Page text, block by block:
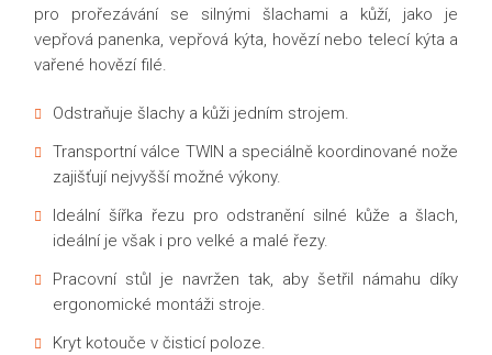
pro prořezávání se silnými šlachami a kůží, jako je
vepřová panenka, vepřová kýta, hovězí nebo telecí kýta a
vařené hovězí filé.
Odstraňuje šlachy a kůži jedním strojem.
Transportní válce TWIN a speciálně koordinované nože
zajišťují nejvyšší možné výkony.
Ideální šířka řezu pro odstranění silné kůže a šlach,
ideální je však i pro velké a malé řezy.
Pracovní stůl je navržen tak, aby šetřil námahu díky
ergonomické montáži stroje.
Kryt kotouče v čisticí poloze.